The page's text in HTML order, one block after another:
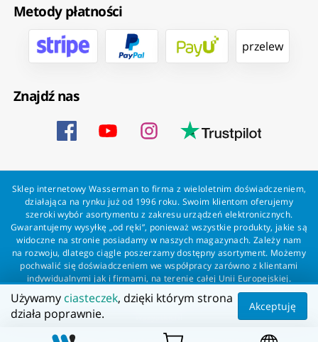
Metody płatności
przelew
Znajdź nas
Sklep internetowy Wasserman to firma z wieloletnim doświadczeniem,
działająca na rynku już od 1996 roku. Swoim klientom oferujemy
szeroki wybór asortymentu z zakresu urządzeń elektronicznych.
Gwarantujemy wysyłkę „od ręki”, ponieważ wszystkie produkty, jakie są
widoczne na stronie posiadamy w naszych magazynach. Zależy nam
na rozwoju, dlatego ciągle poszerzamy dostępny asortyment. Możemy
pochwalić się doświadczeniem we współpracy zarówno z klientami
indywidualnymi jak i firmami, na terenie całej Unii Europejskiej.
Zapewniamy profesjonalną obsługę każdego klienta oraz szybką i
bezproblemową realizację zamówień. Wasserman - wszystko dla
Używamy ciasteczek, dzięki którym strona
działa poprawnie.
Akceptuję